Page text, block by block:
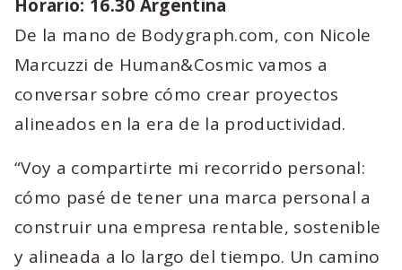
Horario: 16.30 Argentina
De la mano de Bodygraph.com, con Nicole
Marcuzzi de Human&Cosmic vamos a
conversar sobre cómo crear proyectos
alineados en la era de la productividad.
“Voy a compartirte mi recorrido personal:
cómo pasé de tener una marca personal a
construir una empresa rentable, sostenible
y alineada a lo largo del tiempo. Un camino